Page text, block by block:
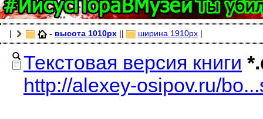
| - высота 1010px || ширина 1910px |
Текстовая версия книги
http://alexey-osipov.ru/